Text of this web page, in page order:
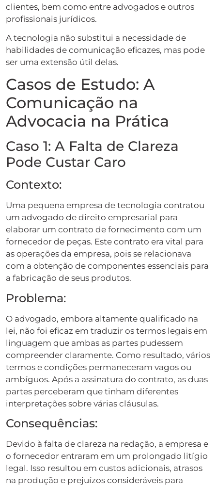
clientes, bem como entre advogados e outros
profissionais jurídicos.
A tecnologia não substitui a necessidade de
habilidades de comunicação eficazes, mas pode
ser uma extensão útil delas.
Casos de Estudo: A
Comunicação na
Advocacia na Prática
Caso 1: A Falta de Clareza
Pode Custar Caro
Contexto:
Uma pequena empresa de tecnologia contratou
um advogado de direito empresarial para
elaborar um contrato de fornecimento com um
fornecedor de peças. Este contrato era vital para
as operações da empresa, pois se relacionava
com a obtenção de componentes essenciais para
a fabricação de seus produtos.
Problema:
O advogado, embora altamente qualificado na
lei, não foi eficaz em traduzir os termos legais em
linguagem que ambas as partes pudessem
compreender claramente. Como resultado, vários
termos e condições permaneceram vagos ou
ambíguos. Após a assinatura do contrato, as duas
partes perceberam que tinham diferentes
interpretações sobre várias cláusulas.
Consequências:
Devido à falta de clareza na redação, a empresa e
o fornecedor entraram em um prolongado litígio
legal. Isso resultou em custos adicionais, atrasos
na produção e prejuízos consideráveis para